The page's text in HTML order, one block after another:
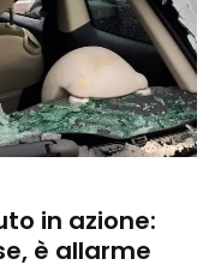
in azione:
è allarme